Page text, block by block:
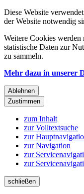
Diese Website
der Website notwendig
Weitere Cookies
statistische Daten zur
zu sammeln.
Mehr dazu in unserer
Ablehnen
Zustimmen
zum Inhalt
zur Volltextsuche
zur
zur Navigation
zur
zur
schließen